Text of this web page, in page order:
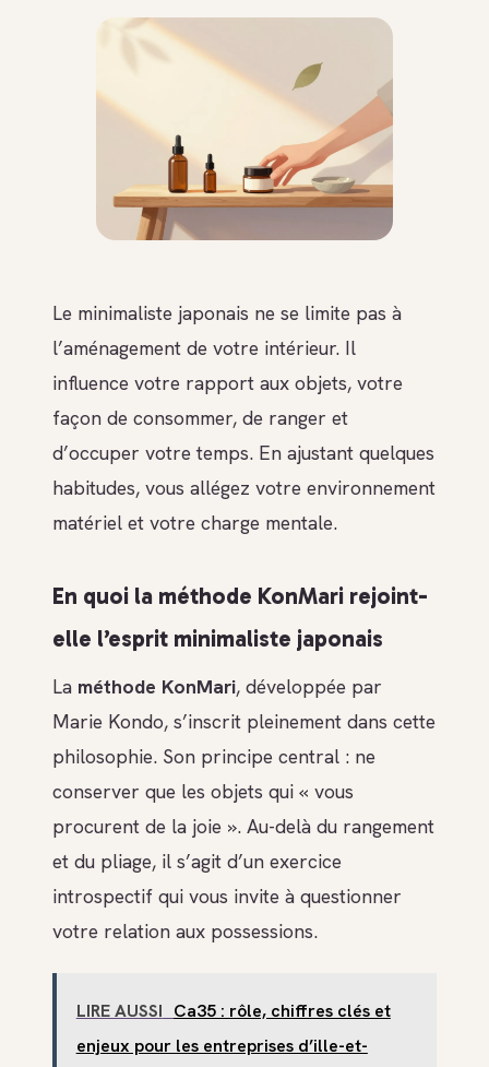
Le minimaliste japonais ne se limite pas à
l’aménagement de votre intérieur. Il
influence votre rapport aux objets, votre
façon de consommer, de ranger et
d’occuper votre temps. En ajustant quelques
habitudes, vous allégez votre environnement
matériel et votre charge mentale.
En quoi la méthode KonMari rejoint-
elle l’esprit minimaliste japonais
La méthode KonMari, développée par
Marie Kondo, s’inscrit pleinement dans cette
philosophie. Son principe central : ne
conserver que les objets qui « vous
procurent de la joie ». Au-delà du rangement
et du pliage, il s’agit d’un exercice
introspectif qui vous invite à questionner
votre relation aux possessions.
LIRE AUSSI Ca35 : rôle, chiffres clés et
enjeux pour les entreprises d’ille-et-